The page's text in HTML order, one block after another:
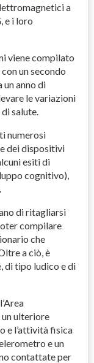
a
e i loro
viene compilato
un secondo
anno di
le variazioni
salute.
numerosi
dei dispositivi
esiti di
cognitivo),
di ritagliarsi
compilare
che
a ciò, è
di tipo ludico e di
ulteriore
e l’attività fisica
e un
contattate per